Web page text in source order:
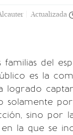
| Actualizada
del
es la
logrado
solamente
sino por
la que se